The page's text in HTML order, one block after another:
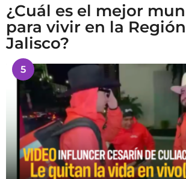
¿Cuál es el mejor
para vivir en la
Jalisco?
5